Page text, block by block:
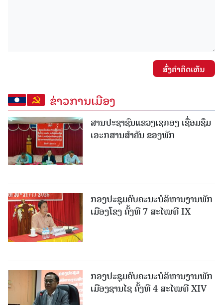
ສົ່ງຄໍາຄິດເຫັນ
ຂ່າວການເມືອງ
ສານປະຊາຊົນແຂວງເຊກອງ ເຊື່ອມຊຶມ
ເອະກສານສໍາຄັນ ຂອງພັກ
ກອງປະຊຸມຄົບຄະນະບໍລິຫານງານພັກ
ເມືອງໂຂງ ຄັ້ງທີ 7 ສະໄໝທີ IX
ກອງປະຊຸມຄົບຄະນະບໍລິຫານງານພັກ
ເມືອງຊານ​ໄຊ ຄັ້ງທີ 4 ສະໄໝທີ XIV